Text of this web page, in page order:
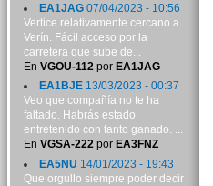
EA1JAG07/04/2023 - 10:56
Vertice relativamente cercano a
Verín. Fácil acceso por la
carretera que sube de...
En VGOU-112por EA1JAG
EA1BJE13/03/2023 - 00:37
Veo que compañía no te ha
faltado. Habrás estado
entretenido con tanto ganado. ...
En VGSA-222por EA3FNZ
EA5NU 14/01/2023 - 19:43
Que orgullo siempre poder decir